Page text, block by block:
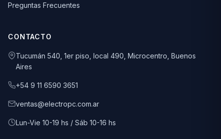
Preguntas Frecuentes
CONTACTO
Tucumán 540, 1er piso, local 490, Microcentro, Buenos
Aires
+54 9 11 6590 3651
ventas@electropc.com.ar
Lun-Vie 10-19 hs / Sáb 10-16 hs